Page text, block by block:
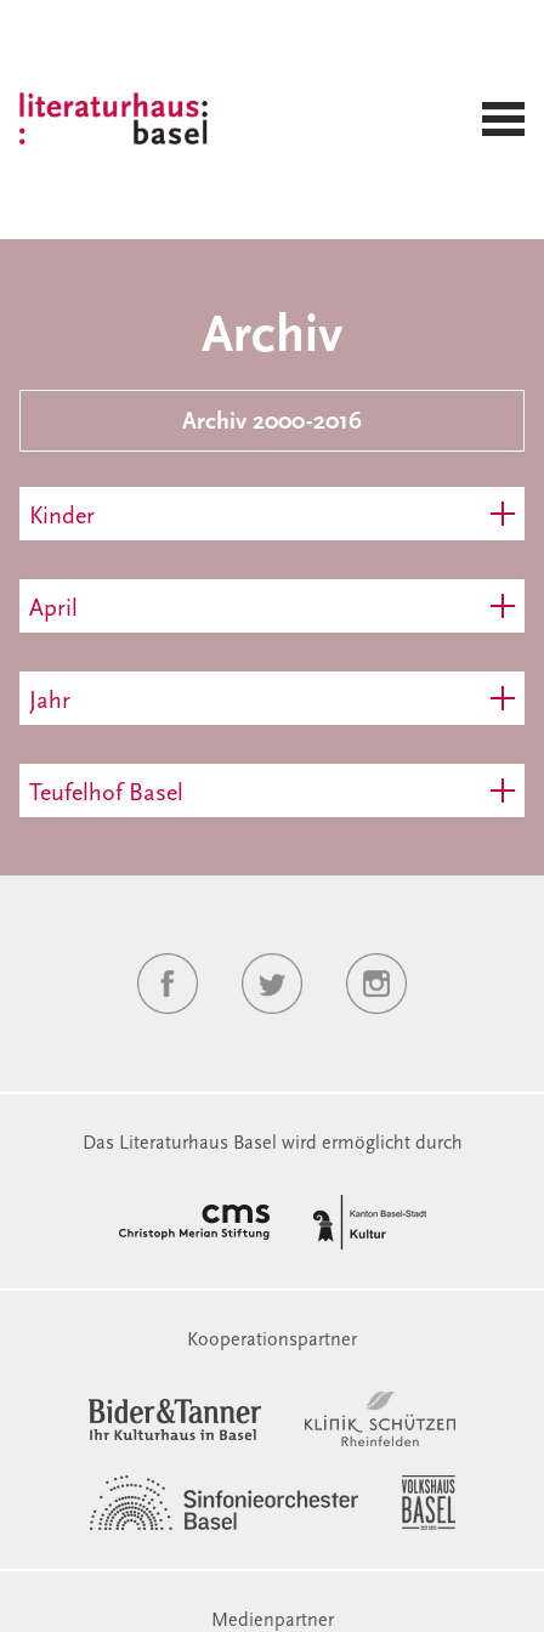
Archiv
Archiv 2000-2016
Kinder
April
Jahr
Teufelhof Basel
Das Literaturhaus Basel wird ermöglicht durch
Kooperationspartner
Medienpartner